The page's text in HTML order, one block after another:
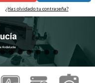
¿Has olvidado tu contraseña?